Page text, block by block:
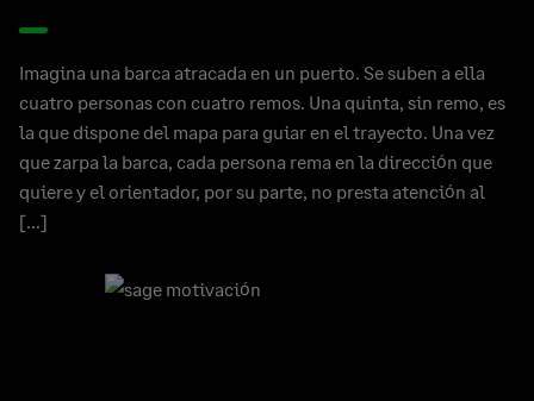
Imagina una barca atracada en un puerto. Se suben a ella
cuatro personas con cuatro remos. Una quinta, sin remo, es
la que dispone del mapa para guiar en el trayecto. Una vez
que zarpa la barca, cada persona rema en la dirección que
quiere y el orientador, por su parte, no presta atención al
[…]